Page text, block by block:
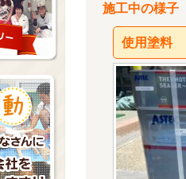
施工中の様子
使用塗料